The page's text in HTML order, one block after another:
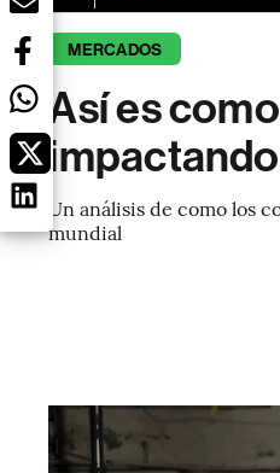
MERCADOS
Así es
Un análisis de como los
mundial